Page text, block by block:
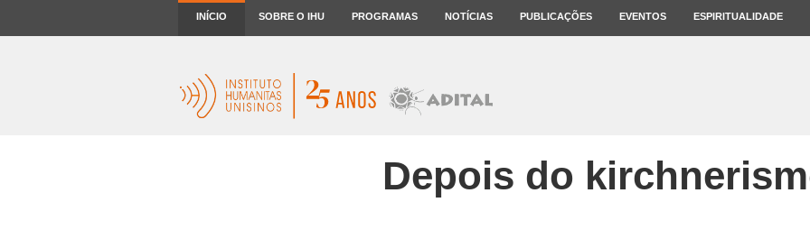
INÍCIO SOBRE O IHU PROGRAMAS NOTÍCIAS PUBLICAÇÕES EVENTOS ESPIRITUALIDADE
Depois do